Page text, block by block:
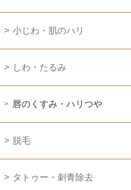
小じわ・肌のハリ
しわ・たるみ
唇のくすみ・ハリつや
脱毛
タトゥー・刺青除去